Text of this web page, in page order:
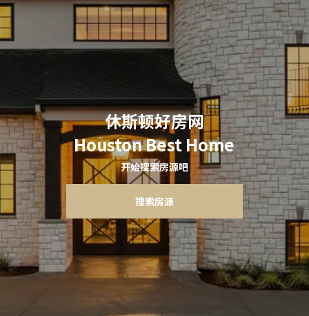
休斯顿好房网
Houston Best Home
开始搜索房源吧
搜索房源